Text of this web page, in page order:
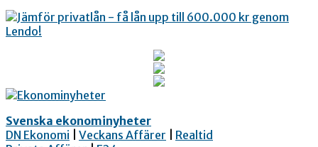
Svenska ekonominyheter
DN Ekonomi
Veckans Affärer
Realtid